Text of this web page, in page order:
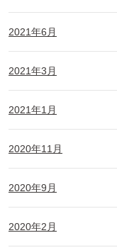
2021年6月
2021年3月
2021年1月
2020年11月
2020年9月
2020年2月